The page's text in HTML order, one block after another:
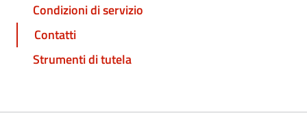
Condizioni di servizio
Contatti
Strumenti di tutela